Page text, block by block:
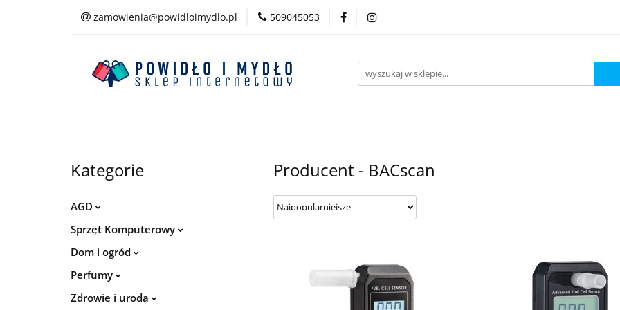
zamowienia@powidloimydlo.pl 509045053
Kategorie
AGD
Sprzęt Komputerowy
Dom i ogród
Perfumy
Zdrowie i uroda
Producent - BACscan